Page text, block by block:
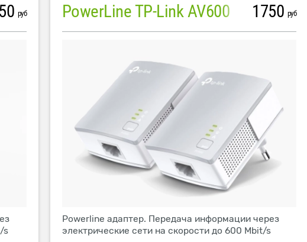
руб
s
PowerLine TP-Link AV600 1750 руб
Powerline адаптер. Передача информации через
электрические сети на скорости до 600 Mbit/s